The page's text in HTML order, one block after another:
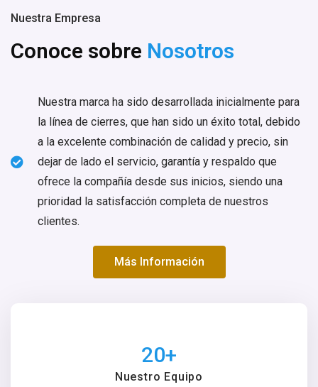
Nuestra Empresa
Conoce sobre Nosotros
Nuestra marca ha sido desarrollada inicialmente para
la línea de cierres, que han sido un éxito total, debido
a la excelente combinación de calidad y precio, sin
dejar de lado el servicio, garantía y respaldo que
ofrece la compañía desde sus inicios, siendo una
prioridad la satisfacción completa de nuestros
clientes.
Más Información
20+
Nuestro Equipo